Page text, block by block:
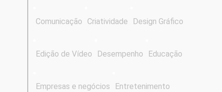
Comunicação Criatividade Design Gráfico
Edição de Vídeo Desempenho Educação
Empresas e negócios Entretenimento